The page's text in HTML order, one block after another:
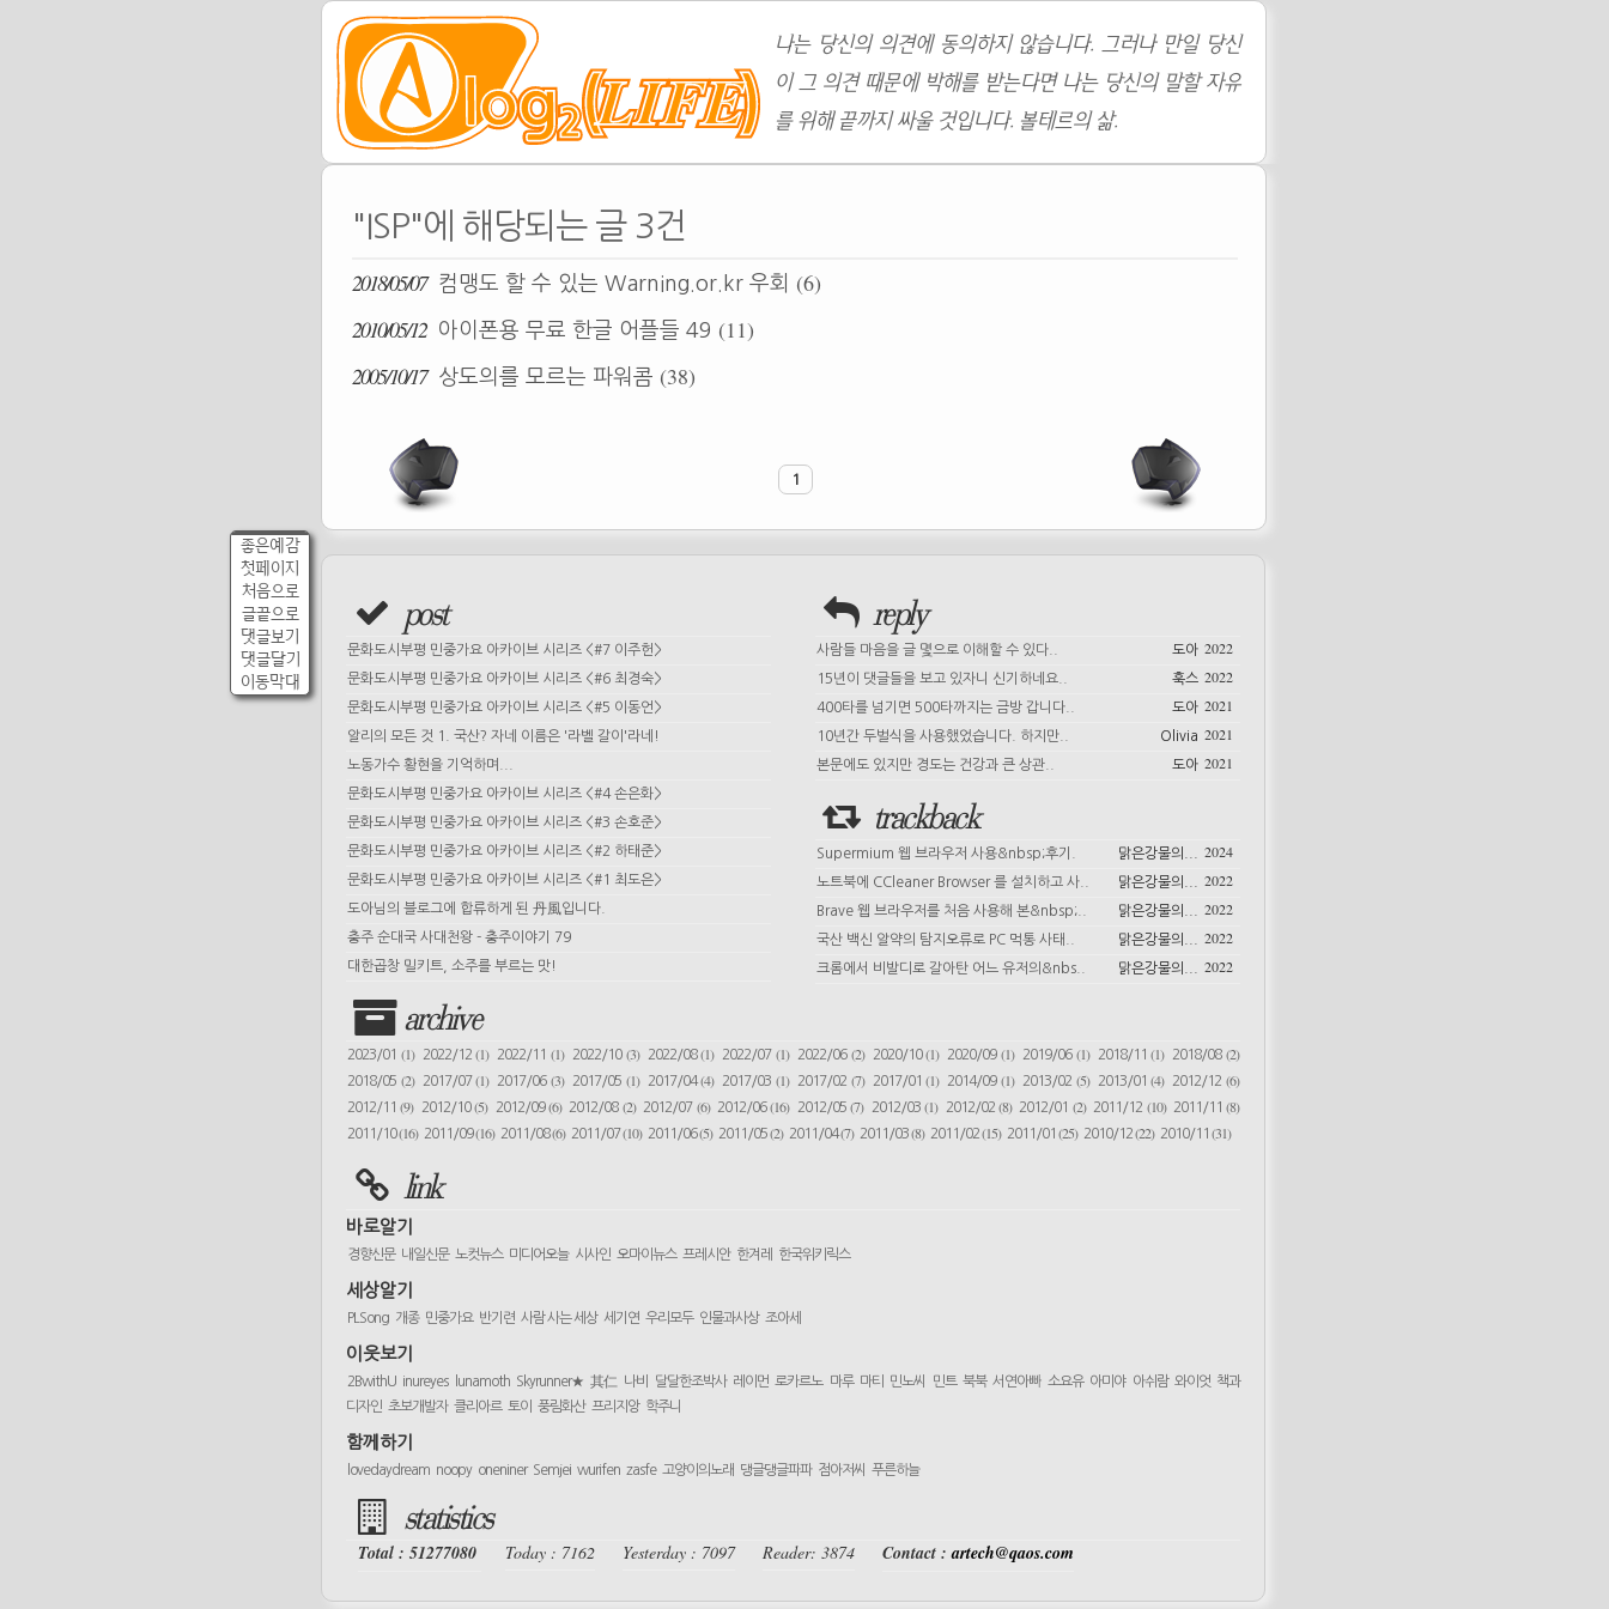
나는 당신의 의견에 동의하지 않습니다. 그러나 만일 당신
이 그 의견 때문에 박해를 받는다면 나는 당신의 말할 자유
를 위해 끝까지 싸울 것입니다. 볼테르의 삶.
좋은예감
첫페이지
처음으로
글끝으로
댓글보기
댓글달기
이동막대
"ISP"에 해당되는 글 3건
2018/05/07 컴맹도 할 수 있는 Warning.or.kr 우회 (6)
2010/05/12
아이폰용 무료 한글 어플들 49 (11)
2005/10/17
상도의를 모르는 파워콤 (38)
1
post
문화도시부평 민중가요 아카이브 시리즈 <#7 이주헌>
문화도시부평 민중가요 아카이브 시리즈 <#6 최경숙>
문화도시부평 민중가요 아카이브 시리즈 <#5 이동언>
알리의 모든 것 1. 국산? 자네 이름은 '라벨 갈이'라네!
노동가수 황현을 기억하며...
문화도시부평 민중가요 아카이브 시리즈 <#4 손은화>
문화도시부평 민중가요 아카이브 시리즈 <#3 손호준>
문화도시부평 민중가요 아카이브 시리즈 <#2 하태준>
문화도시부평 민중가요 아카이브 시리즈 <#1 최도은>
도아님의 블로그에 합류하게 된 丹風입니다.
충주 순대국 사대천왕 - 충주이야기 79
대한곱창 밀키트, 소주를 부르는 맛!
reply
사람들 마음을 글 몇으로 이해할 수 있다.. 2022
도아
15년이 댓글들을 보고 있자니 신기하네요..
2022
훅스
400타를 넘기면 500타까지는 금방 갑니다..
2021
도아
10년간 두벌식을 사용했었습니다. 하지만..
2021
Olivia
본문에도 있지만 경도는 건강과 큰 상관..
2021
도아
trackback
Supermium 웹 브라우저 사용&nbsp;후기. 2024
맑은강물의...
노트북에 CCleaner Browser 를 설치하고 사..
2022
맑은강물의...
Brave 웹 브라우저를 처음 사용해 본&nbsp;..
2022
맑은강물의...
국산 백신 알약의 탐지오류로 PC 먹통 사태..
2022
맑은강물의...
크롬에서 비발디로 갈아탄 어느 유저의&nbs..
2022
맑은강물의...
archive
2023/01 (1) 2022/12(1) 2022/11(1) 2022/10 (3) 2022/08(1) 2022/07(1) 2022/06 (2) 2020/10(1) 2020/09(1) 2019/06 (1) 2018/11(1) 2018/08(2)
2018/05 (2) 2017/07(1) 2017/06(3) 2017/05 (1) 2017/04(4) 2017/03(1) 2017/02 (7) 2017/01(1) 2014/09(1) 2013/02 (5) 2013/01(4) 2012/12(6)
2012/11(9) 2012/10(5) 2012/09(6) 2012/08 (2) 2012/07 (6) 2012/06(16) 2012/05(7) 2012/03(1) 2012/02 (8) 2012/01 (2) 2011/12 (10) 2011/11(8)
2011/10(16) 2011/09(16) 2011/08(6) 2011/07(10) 2011/06(5) 2011/05(2) 2011/04(7) 2011/03(8) 2011/02(15) 2011/01 (25) 2010/12(22) 2010/11 (31)
link
바로알기
경향신문 내일신문 노컷뉴스 미디어오늘 시사인 오마이뉴스 프레시안 한겨레 한국위키릭스
세상알기
PLSong 개종 민중가요 반기련 사람 사는 세상 세기연 우리모두 인물과사상 조아세
이웃보기
2BwithU inureyes lunamoth Skyrunner★ 其仁 나비 달달한조박사 레이먼 로카르노 마루 마티 민노씨 민트 북북 서연아빠 소요유 아미야 아쉬람 와이엇 책과
디자인 초보개발자 클리아르 토이 풍림화산 프리지앙 학주니
함께하기
lovedaydream noopy oneniner Semjei wurifen zasfe 고양이의노래 댕글댕글파파 점아저씨 푸른하늘
statistics
Total : 51277080 Today : 7162 Yesterday : 7097 Reader: 3874 Contact :artech@qaos.com